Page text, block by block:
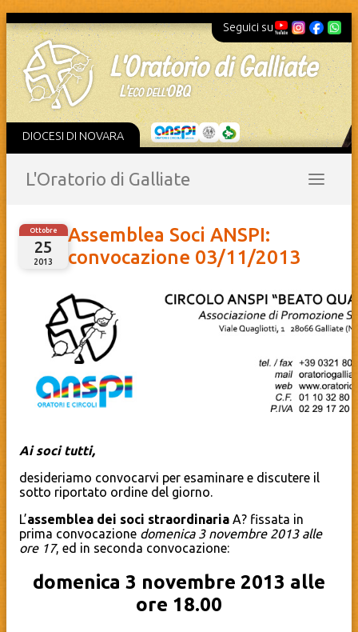
Seguici su
DIOCESI DI NOVARA
L'Oratorio di Galliate
Ottobre
25
2013
Assemblea Soci ANSPI:
convocazione 03/11/2013
Ai soci tutti,
desideriamo convocarvi per esaminare e discutere il
sotto riportato ordine del giorno.
L’assemblea dei soci straordinaria A? fissata in
prima convocazione domenica 3 novembre 2013 alle
ore 17, ed in seconda convocazione:
domenica 3 novembre 2013 alle
ore 18.00